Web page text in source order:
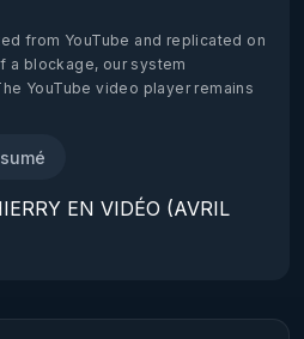
from YouTube and replicated on
a blockage, our system
YouTube video player remains
EN VIDÉO (AVRIL